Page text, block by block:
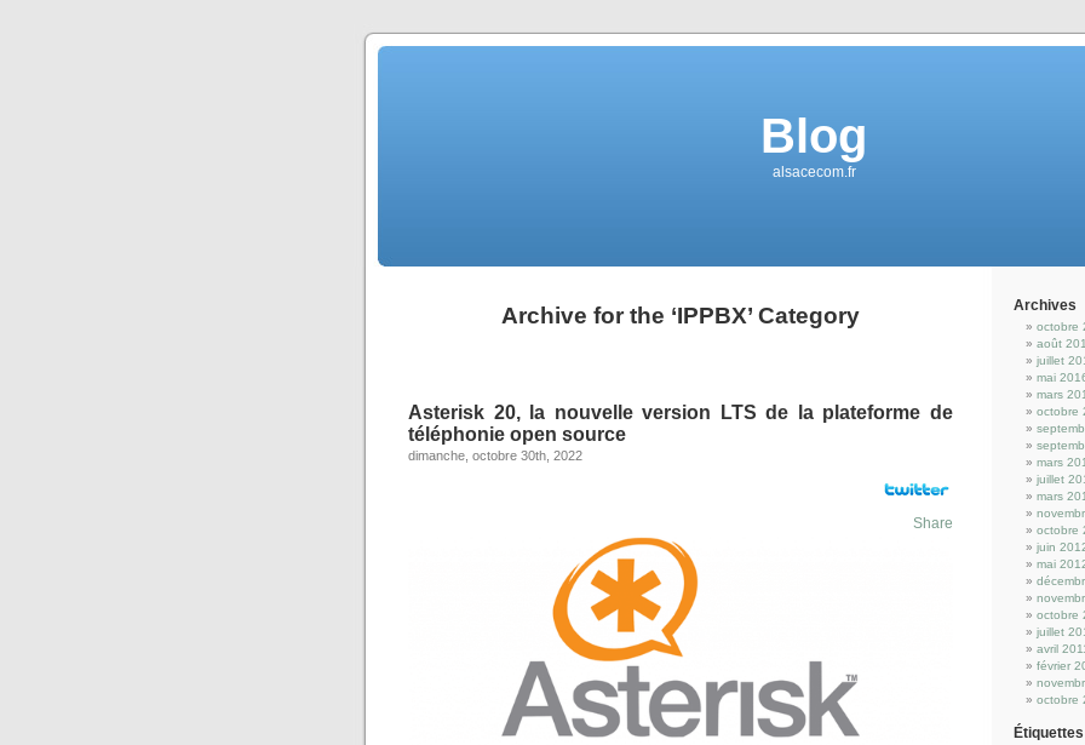
Blog
alsacecom.fr
Archive for the ‘IPPBX’ Category
Asterisk 20, la nouvelle version LTS de la plateforme de
téléphonie open source
dimanche, octobre 30th, 2022
Share
Archives
octobre
août
juillet
mai
mars
octobre
mars
juillet
mars
octobre
juin
mai
octobre
juillet
avril
février
octobre
Étiquettes